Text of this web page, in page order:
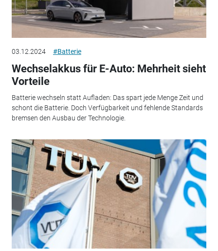
03.12.2024 #Batterie
Wechselakkus für E-Auto: Mehrheit sieht
Vorteile
Batterie wechseln statt Aufladen: Das spart jede Menge Zeit und
schont die Batterie. Doch Verfügbarkeit und fehlende Standards
bremsen den Ausbau der Technologie.